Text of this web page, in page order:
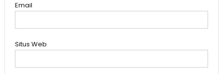
Email
Situs Web